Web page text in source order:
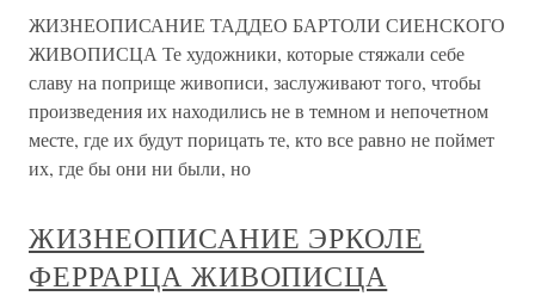
ЖИЗНЕОПИСАНИЕ ТАДДЕО БАРТОЛИ СИЕНСКОГО
ЖИВОПИСЦА Те художники, которые стяжали себе
славу на поприще живописи, заслуживают того, чтобы
произведения их находились не в темном и непочетном
месте, где их будут порицать те, кто все равно не поймет
их, где бы они ни были, но
ЖИЗНЕОПИСАНИЕ ЭРКОЛЕ
ФЕРРАРЦА ЖИВОПИСЦА